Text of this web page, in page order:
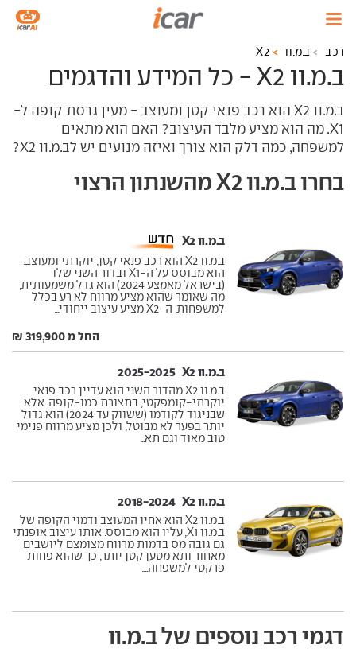
רכב ב.מ.וו X2
ב.מ.וו X2 - כל המידע והדגמים
ב.מ.וו X2 הוא רכב פנאי קטן ומעוצב - מעין גרסת קופה ל-
X1. מה הוא מציע מלבד העיצוב? האם הוא מתאים
למשפחה, כמה דלק הוא צורך ואיזה מנועים יש לב.מ.וו X2?
בחרו ב.מ.וו X2 מהשנתון הרצוי
ב.מ.וו X2 ‏
ב.מ.וו X2 הוא רכב פנאי קטן, יוקרתי ומעוצב.
הוא מבוסס על ה-X1 ובדור השני שלו
(בישראל מאמצע 2024) הוא גדל משמעותית,
מה שאומר שהוא מציע מרווח לא רע בכלל
למשפחות. ה-X2 מציע עיצוב ייחודי...
החל מ 319,900 ₪
ב.מ.וו X2 ‏ 2025-2025
ב.מ.וו X2 מהדור השני הוא עדיין רכב פנאי
יוקרתי-קומפקטי, בתצורת כמו-קופה. אלא
שבניגוד לקודמו (ששווק עד 2024) הוא גדול
יותר בפער לא מבוטל, ולכן מציע מרווח פנימי
טוב מאוד וגם תא...
ב.מ.וו X2 ‏ 2018-2024
ב.מ.וו X2 הוא אחיו המעוצב ודמוי הקופה של
ב.מ.וו X1, עליו הוא מבוסס. אותו עיצוב אופנתי
גם גובה מס בדמות מרווח מצומצם ליושבים
מאחור ותא מטען קטן יותר, כך שהוא פחות
פרקטי למשפחה....
דגמי רכב נוספים של ב.מ.וו